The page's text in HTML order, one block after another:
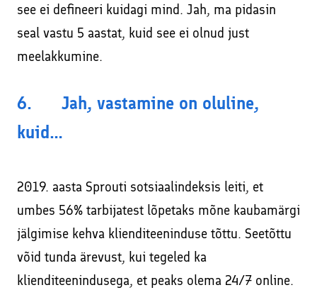
see ei defineeri kuidagi mind. Jah, ma pidasin
seal vastu 5 aastat, kuid see ei olnud just
meelakkumine.
6. Jah, vastamine on oluline,
kuid…
2019. aasta Sprouti sotsiaalindeksis leiti, et
umbes 56% tarbijatest lõpetaks mõne kaubamärgi
jälgimise kehva klienditeeninduse tõttu. Seetõttu
võid tunda ärevust, kui tegeled ka
klienditeenindusega, et peaks olema 24/7 online.